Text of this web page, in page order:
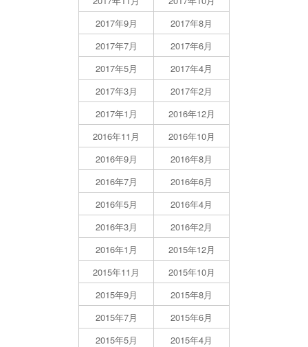
2017年9月
2017年8月
2017年7月
2017年6月
2017年5月
2017年4月
2017年3月
2017年2月
2017年1月
2016年12月
2016年11月
2016年10月
2016年9月
2016年8月
2016年7月
2016年6月
2016年5月
2016年4月
2016年3月
2016年2月
2016年1月
2015年12月
2015年11月
2015年10月
2015年9月
2015年8月
2015年7月
2015年6月
2015年5月
2015年4月